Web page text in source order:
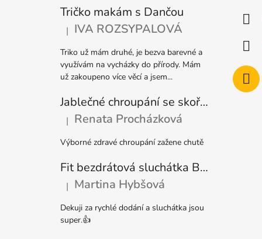
Tričko makám s Dančou
Hodnocení produktu je 5 z 5 hvězdiček.
| IVA ROZSYPALOVÁ
Triko už mám druhé, je bezva barevné a
využívám na vycházky do přírody. Mám
už zakoupeno více věcí a jsem...
Jablečné chroupání se skořicí bezlepkové
Hodnocení produktu je 5 z 5 hvězdiček.
| Renata Procházková
Výborné zdravé chroupání zažene chutě
Fit bezdrátová sluchátka Bílá + 20 dní do členství + seznam písniček i audioknih
Hodnocení produktu je 5 z 5 hvězdiček.
| Martina Hybšová
Dekuji za rychlé dodání a sluchátka jsou
super.👍